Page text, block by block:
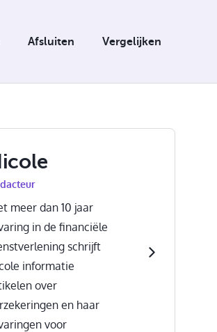
Afsluiten Vergelijken
meer dan 10 jaar
in de financiële
schrijft
informatie
over
en haar
voor